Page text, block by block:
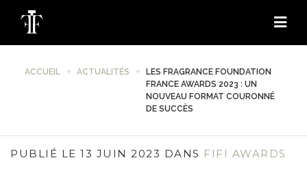
ACCUEIL ACTUALITÉS
LES FRAGRANCE FOUNDATION
FRANCE AWARDS 2023 : UN
NOUVEAU FORMAT COURONNÉ
DE SUCCÈS
PUBLIÉ LE 13 JUIN 2023 DANS FIFI AWARDS